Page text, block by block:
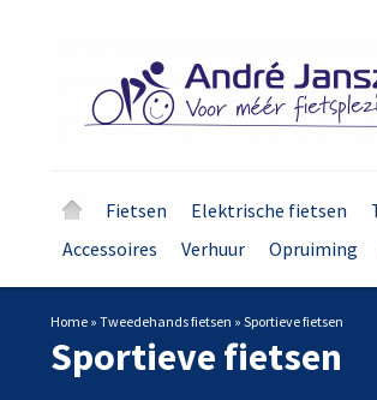
Fietsen Elektrische fietsen
Accessoires
Verhuur Opruiming
Home » Tweedehands fietsen » Sportieve fietsen
Sportieve fietsen